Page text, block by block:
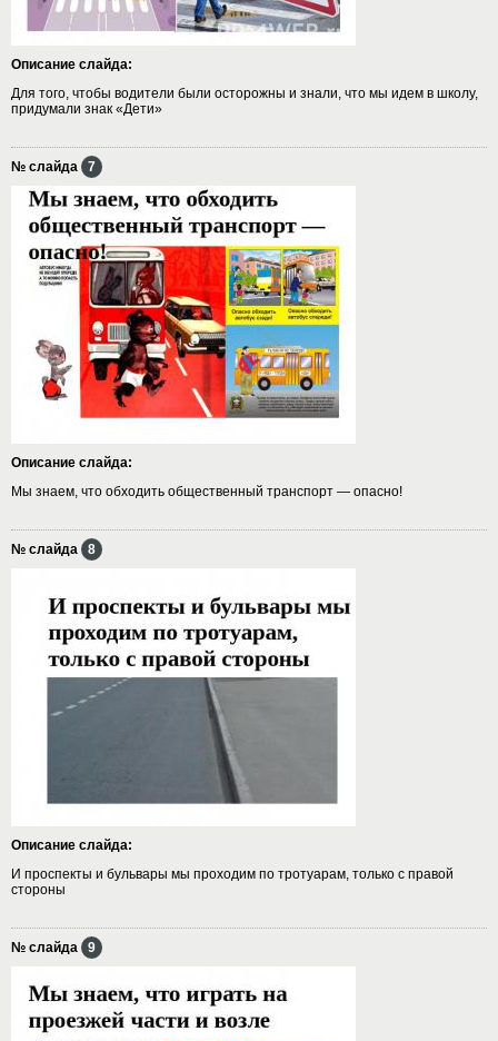
Описание слайда:
Для того, чтобы водители были осторожны и знали, что мы идем в школу,
придумали знак «Дети»
№ слайда 7
Описание слайда:
Мы знаем, что обходить общественный транспорт — опасно!
№ слайда 8
Описание слайда:
И проспекты и бульвары мы проходим по тротуарам, только с правой
стороны
№ слайда 9